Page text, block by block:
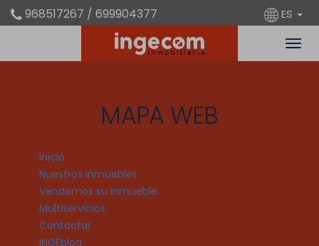
968517267 / 699904377 ES
MAPA WEB
Inicio
Nuestros inmuebles
Vendemos su inmueble
Multiservicios
Contactar
INGEblog